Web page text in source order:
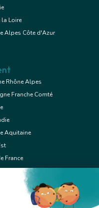
la Loire
Alpes Côte d'Azur
Rhône Alpes
Franche Comté
Aquitaine
France
de Loire